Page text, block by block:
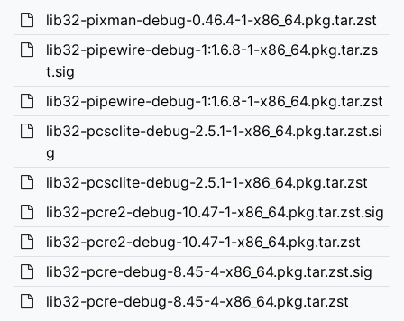
lib32-pixman-debug-0.46.4-1-x86_64.pkg.tar.zst
lib32-pipewire-debug-1:1.6.8-1-x86_64.pkg.tar.zs
t.sig
lib32-pipewire-debug-1:1.6.8-1-x86_64.pkg.tar.zst
lib32-pcsclite-debug-2.5.1-1-x86_64.pkg.tar.zst.si
g
lib32-pcsclite-debug-2.5.1-1-x86_64.pkg.tar.zst
lib32-pcre2-debug-10.47-1-x86_64.pkg.tar.zst.sig
lib32-pcre2-debug-10.47-1-x86_64.pkg.tar.zst
lib32-pcre-debug-8.45-4-x86_64.pkg.tar.zst.sig
lib32-pcre-debug-8.45-4-x86_64.pkg.tar.zst